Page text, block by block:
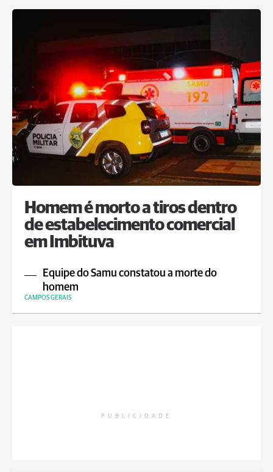
Homem é morto a tiros dentro
de estabelecimento comercial
em Imbituva
Equipe do Samu constatou a morte do
homem
CAMPOS GERAIS
PUBLICIDADE